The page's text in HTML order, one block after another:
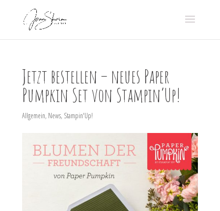
Jetzt bestellen – neues Paper
Pumpkin Set von Stampin’Up!
Allgemein, News, Stampin'Up!